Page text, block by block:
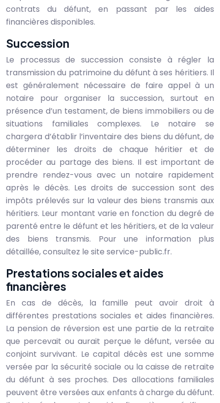
contrats du défunt, en passant par les aides
financières disponibles.
Succession
Le processus de succession consiste à régler la
transmission du patrimoine du défunt à ses héritiers. Il
est généralement nécessaire de faire appel à un
notaire pour organiser la succession, surtout en
présence d’un testament, de biens immobiliers ou de
situations familiales complexes. Le notaire se
chargera d’établir l’inventaire des biens du défunt, de
déterminer les droits de chaque héritier et de
procéder au partage des biens. Il est important de
prendre rendez-vous avec un notaire rapidement
après le décès. Les droits de succession sont des
impôts prélevés sur la valeur des biens transmis aux
héritiers. Leur montant varie en fonction du degré de
parenté entre le défunt et les héritiers, et de la valeur
des biens transmis. Pour une information plus
détaillée, consultez le site service-public.fr.
Prestations sociales et aides
financières
En cas de décès, la famille peut avoir droit à
différentes prestations sociales et aides financières.
La pension de réversion est une partie de la retraite
que percevait ou aurait perçue le défunt, versée au
conjoint survivant. Le capital décès est une somme
versée par la sécurité sociale ou la caisse de retraite
du défunt à ses proches. Des allocations familiales
peuvent être versées aux enfants à charge du défunt.